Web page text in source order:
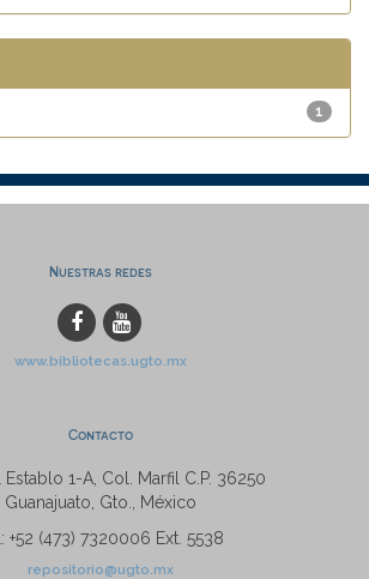
1
Nuestras redes
www.bibliotecas.ugto.mx
Contacto
Establo 1-A, Col. Marfil C.P. 36250
Guanajuato, Gto., México
+52 (473) 7320006 Ext. 5538
repositorio@ugto.mx